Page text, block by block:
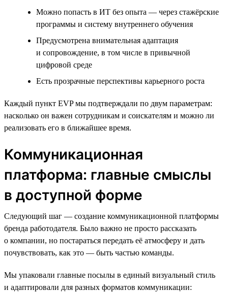
Можно попасть в ИТ без опыта — через стажёрские
программы и систему внутреннего обучения
Предусмотрена внимательная адаптация
и сопровождение, в том числе в привычной
цифровой среде
Есть прозрачные перспективы карьерного роста
Каждый пункт EVP мы подтверждали по двум параметрам:
насколько он важен сотрудникам и соискателям и можно ли
реализовать его в ближайшее время.
Коммуникационная
платформа: главные смыслы
в доступной форме
Следующий шаг — создание коммуникационной платформы
бренда работодателя. Было важно не просто рассказать
о компании, но постараться передать её атмосферу и дать
почувствовать, как это — быть частью команды.
Мы упаковали главные посылы в единый визуальный стиль
и адаптировали для разных форматов коммуникации: